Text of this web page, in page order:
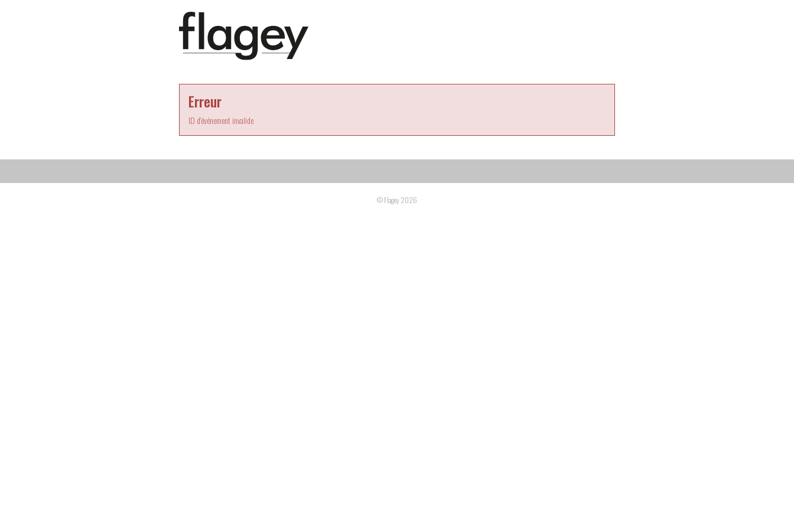
Erreur
ID d'événement invalide
© Flagey 2026